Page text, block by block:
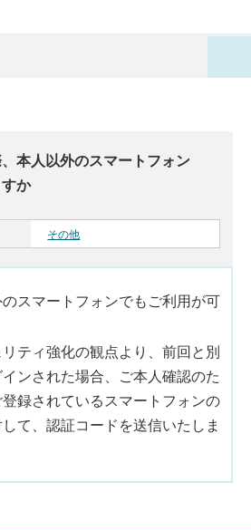
本人以外のスマートフォン
か
その他
スマートフォンでもご利用が可
ティ強化の観点より、前回と別
ンされた場合、ご本人確認のた
録されているスマートフォンの
て、認証コードを送信いたしま